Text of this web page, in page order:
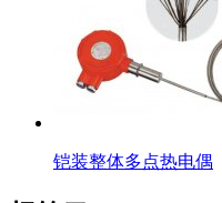
铠装整体多点热电偶